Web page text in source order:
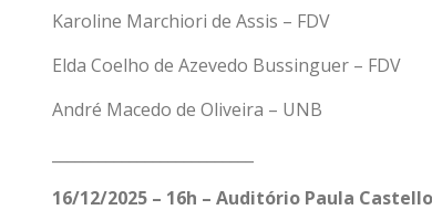
Karoline Marchiori de Assis – FDV
Elda Coelho de Azevedo Bussinguer – FDV
André Macedo de Oliveira – UNB
16/12/2025 – 16h – Auditório Paula Castello